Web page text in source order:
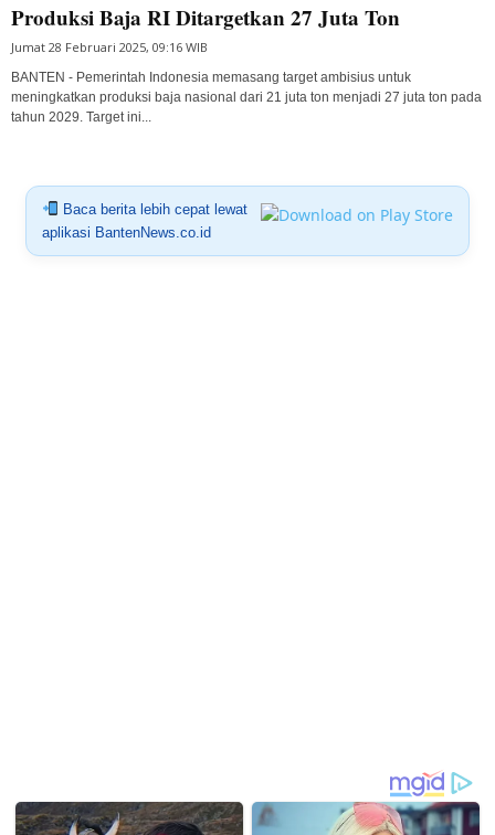
Produksi Baja RI Ditargetkan 27 Juta Ton
Jumat 28 Februari 2025, 09:16 WIB
BANTEN - Pemerintah Indonesia memasang target ambisius untuk
meningkatkan produksi baja nasional dari 21 juta ton menjadi 27 juta ton pada
tahun 2029. Target ini...
Baca berita lebih cepat lewat
aplikasi BantenNews.co.id